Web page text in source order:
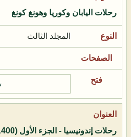
رحلات اليابان وكوريا وهونغ كونغ
المجلد الثالث
رحلات إندونيسيا - الجزء الأول (1400هـ - 1980م)